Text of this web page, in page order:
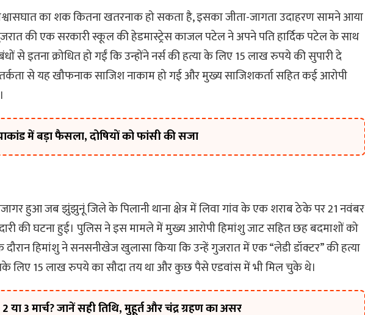
का शक कितना खतरनाक हो सकता है, इसका जीता-जागता उदाहरण सामने आया
की एक सरकारी स्कूल की हेडमास्ट्रेस काजल पटेल ने अपने पति हार्दिक पटेल के साथ
इतना क्रोधित हो गईं कि उन्होंने नर्स की हत्या के लिए 15 लाख रुपये की सुपारी दे
से यह खौफनाक साजिश नाकाम हो गई और मुख्य साजिशकर्ता सहित कई आरोपी
में बड़ा फैसला, दोषियों को फांसी की सजा
हुआ जब झुंझुनूं जिले के पिलानी थाना क्षेत्र में लिवा गांव के एक शराब ठेके पर 21 नवंबर
की घटना हुई। पुलिस ने इस मामले में मुख्य आरोपी हिमांशु जाट सहित छह बदमाशों को
हिमांशु ने सनसनीखेज खुलासा किया कि उन्हें गुजरात में एक “लेडी डॉक्टर” की हत्या
लिए 15 लाख रुपये का सौदा तय था और कुछ पैसे एडवांस में भी मिल चुके थे।
3 मार्च? जानें सही तिथि, मुहूर्त और चंद्र ग्रहण का असर